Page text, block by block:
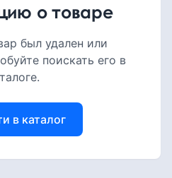
о товаре
был удален или
поискать его в
в каталог